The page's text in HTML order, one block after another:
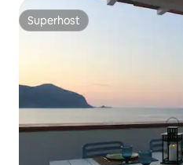
Superhost
Superhost